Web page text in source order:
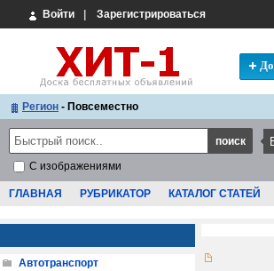
Войти Зарегистрироваться
Регион - Повсеместно
С изображениями
ГЛАВНАЯ РУБРИКАТОР КАТАЛОГ СТАТЕЙ
Автотранспорт